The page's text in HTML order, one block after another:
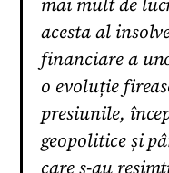
acesta al
financiare a
o evoluție
presiunile,
geopolitice și
care s-au